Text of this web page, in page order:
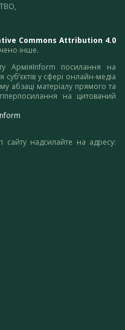
Commons Attribution 4.0
інше.
АрміяInform посилання на
суб’єктів у сфері онлайн-медіа
абзаці матеріалу прямого та
на цитований
сайту надсилайте на адресу: